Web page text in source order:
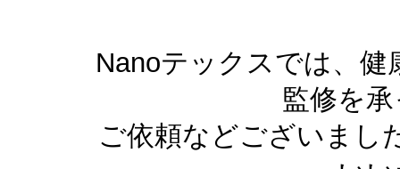
Nanoテックスでは、
監修を
ご依頼などございまし